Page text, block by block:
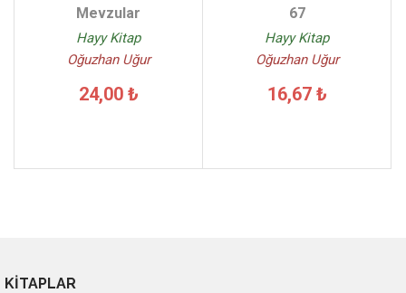
Mevzular
Hayy Kitap
Oğuzhan Uğur
24,00 ₺
67
Hayy Kitap
Oğuzhan Uğur
16,67 ₺
KİTAPLAR